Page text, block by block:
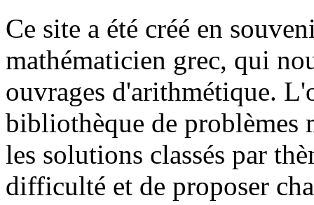
Ce site a été créé en
mathématicien grec, qui
ouvrages d'arithmétique.
bibliothèque de problèmes
les solutions classés par
difficulté et de proposer